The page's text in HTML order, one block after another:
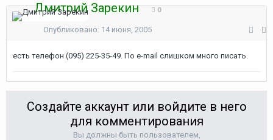
Дмитрий Зарекин 0
Опубликовано: 14 июня, 2005
есть телефон (095) 225-35-49. По e-mail слишком много писать.
Создайте аккаунт или войдите в него
для комментирования
Вы должны быть пользователем,